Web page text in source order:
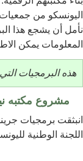
اليونسكو من
نأمل أن يشجع هذا
المعلومات يمكن
هذه البرمجيات التي
مشروع مكتبه
انبثقت برمجيات
اللجنة الوطنية